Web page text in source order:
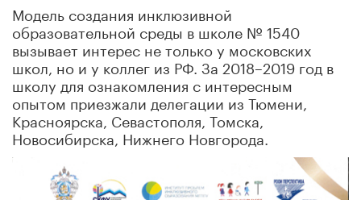
Модель создания инклюзивной
образовательной среды в школе № 1540
вызывает интерес не только у московских
школ, но и у коллег из РФ. За 2018–2019 год в
школу для ознакомления с интересным
опытом приезжали делегации из Тюмени,
Красноярска, Севастополя, Томска,
Новосибирска, Нижнего Новгорода.